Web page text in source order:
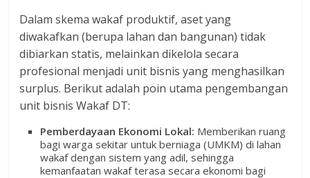
Dalam skema wakaf produktif, aset yang
diwakafkan (berupa lahan dan bangunan) tidak
dibiarkan statis, melainkan dikelola secara
profesional menjadi unit bisnis yang menghasilkan
surplus. Berikut adalah poin utama pengembangan
unit bisnis Wakaf DT:
Pemberdayaan Ekonomi Lokal: Memberikan ruang
bagi warga sekitar untuk berniaga (UMKM) di lahan
wakaf dengan sistem yang adil, sehingga
kemanfaatan wakaf terasa secara ekonomi bagi